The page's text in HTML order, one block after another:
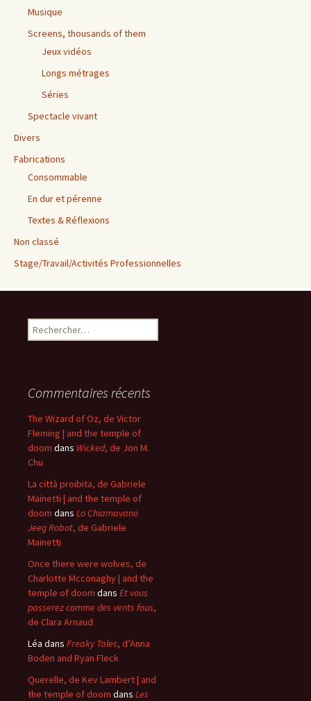
Musique
Screens, thousands of them
Jeux vidéos
Longs métrages
Séries
Spectacle vivant
Divers
Fabrications
Consommable
En dur et pérenne
Textes & Réflexions
Non classé
Stage/Travail/Activités Professionnelles
Rechercher :
Commentaires récents
The Wizard of Oz, de Victor
Fleming | and the temple of
doom dans Wicked, de Jon M.
Chu
La città proibita, de Gabriele
Mainetti | and the temple of
doom dans Lo Chiamavano
Jeeg Robot, de Gabriele
Mainetti
Once there were wolves, de
Charlotte Mcconaghy | and the
temple of doom dans Et vous
passerez comme des vents fous,
de Clara Arnaud
Léa dans Freaky Tales, d’Anna
Boden and Ryan Fleck
Querelle, de Kev Lambert | and
the temple of doom dans Les